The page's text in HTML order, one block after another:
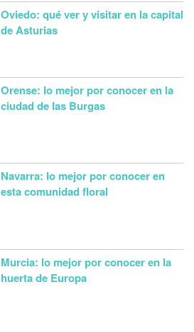
Oviedo: qué ver y visitar en la capital
de Asturias
Orense: lo mejor por conocer en la
ciudad de las Burgas
Navarra: lo mejor por conocer en
esta comunidad floral
Murcia: lo mejor por conocer en la
huerta de Europa